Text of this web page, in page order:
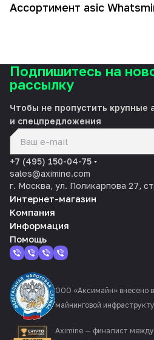
Ассортимент asic
Подпишитесь на
рассылку
Чтобы не пропустить крупные
и спецпредложения
+7 (495) 150-04-75
sales@aximine.com
г. Москва, ул. Поликарпова 27,
Интернет-магазин
Компания
Информация
Помощь
ООО «Аксимайн» внесено
майнинговой
Aximine — финалист